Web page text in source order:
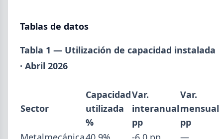
Julio (9)
Junio (19)
Marzo (6)
Enero (2)
Paritaria UOM agosto 2026: sin acuerdo, siguen vigentes los
valores de abril
Día de la Siderurgia: cómo llega el sector al aniversario 78 del
legado de Savio
Tablas de datos
Tabla 1 — Utilización de capacidad instalada
· Abril 2026
Sector
Capacidad
utilizada
%
Var.
interanual
pp
Var.
mensual
pp